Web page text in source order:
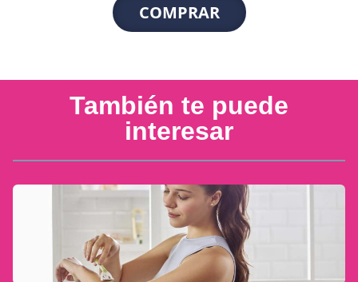
COMPRAR
También te puede
interesar